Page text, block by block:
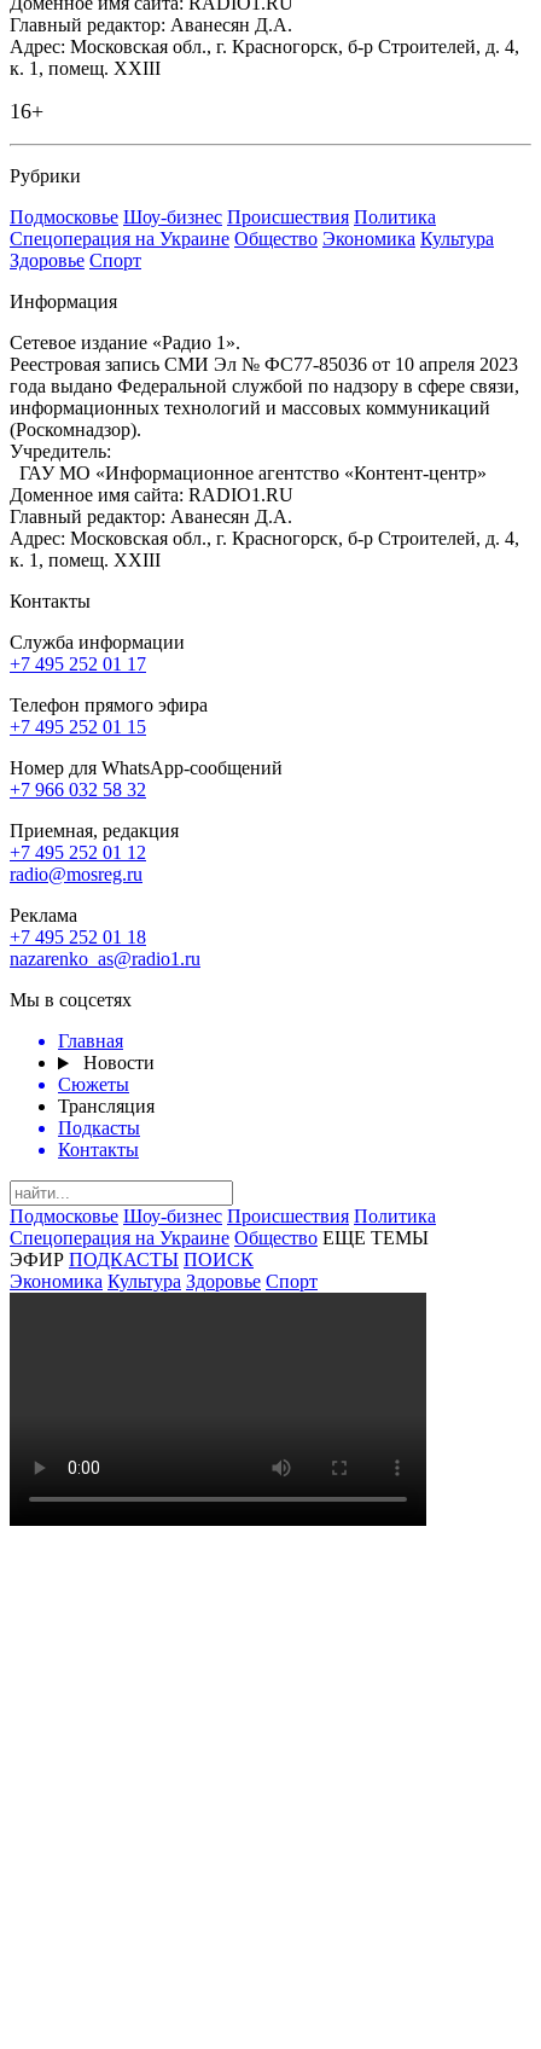
Главный редактор: Аванесян Д.А.
Адрес: Московская обл., г. Красногорск, б-р Строителей, д. 4,
к. 1, помещ. XXIII
16+
Рубрики
Подмосковье Шоу-бизнес Происшествия Политика
Спецоперация на Украине Общество Экономика Культура
Здоровье Спорт
Информация
Сетевое издание «Радио 1».
Реестровая запись СМИ Эл № ФС77-85036 от 10 апреля 2023
года выдано Федеральной службой по надзору в сфере связи,
информационных технологий и массовых коммуникаций
(Роскомнадзор).
Учредитель:
ГАУ МО «Информационное агентство «Контент-центр»
Доменное имя сайта: RADIO1.RU
Главный редактор: Аванесян Д.А.
Адрес: Московская обл., г. Красногорск, б-р Строителей, д. 4,
к. 1, помещ. XXIII
Контакты
Служба информации
+7 495 252 01 17
Телефон прямого эфира
+7 495 252 01 15
Номер для WhatsApp-сообщений
+7 966 032 58 32
Приемная, редакция
+7 495 252 01 12
radio@mosreg.ru
Реклама
+7 495 252 01 18
nazarenko_as@radio1.ru
Мы в соцсетях
Главная
Новости
Сюжеты
Трансляция
Подкасты
Контакты
Подмосковье Шоу-бизнес Происшествия Политика
Спецоперация на Украине Общество ЕЩЕ ТЕМЫ
ЭФИР ПОДКАСТЫ ПОИСК
Экономика Культура Здоровье Спорт